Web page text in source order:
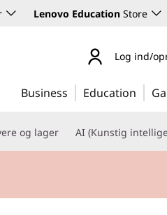
Lenovo Education Store
Log ind/
Business Education
og lager AI (Kunstig